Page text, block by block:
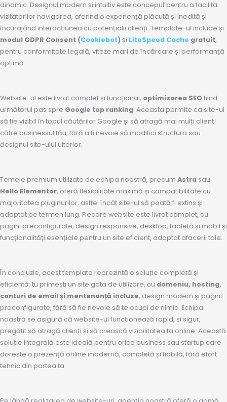
dinamic. Designul modern și intuitiv este conceput pentru a facilita
vizitatorilor navigarea, oferind o experiență plăcută și inedită și
încurajând interacțiunea cu potențialii clienți. Template-ul include și
modul GDPR Consent (Cookiebot) și LiteSpeed Cache gratuit,
pentru conformitate legală, viteze mari de încărcare și performanță
optimă.
Website-ul este livrat complet și funcțional, optimizarea SEO fiind
următorul pas spre Google top ranking. Aceasta permite ca site-ul
să fie vizibil în topul căutărilor Google și să atragă mai mulți clienți
către businessul tău, fără a fi nevoie să modifici structura sau
designul site-ului ulterior.
Temele premium utilizate de echipa noastră, precum Astra sau
Hello Elementor, oferă flexibilitate maximă și compatibilitate cu
majoritatea pluginurilor, astfel încât site-ul să poată fi extins și
adaptat pe termen lung. Fiecare website este livrat complet, cu
pagini preconfigurate, design responsive, desktop, tabletă și mobil și
funcționalități esențiale pentru un site eficient, adaptat afacerii tale.
În concluzie, acest template reprezintă o soluție completă și
eficientă: tu primești un site gata de utilizare, cu domeniu, hosting,
conturi de email și mentenanță incluse, design modern și pagini
preconfigurate, fără să fie nevoie să te ocupi de nimic. Echipa
noastră se asigură că website-ul funcționează rapid, și sigur,
pregătit să atragă clienți și să crească vizibilitatea ta online. Această
soluție integrală este ideală pentru orice business sau startup care
dorește o prezență online modernă, completă și fiabilă, fără efort
tehnic din partea ta.